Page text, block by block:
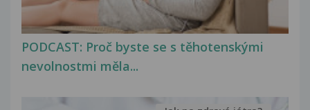
PODCAST: Proč byste se s těhotenskými
nevolnostmi měla...